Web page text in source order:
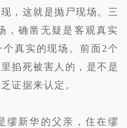
，这就是抛尸现场。三
，确凿无疑是客观真实
真实的现场。前面2个
掐死被害人的，是不是
证据来认定。
缪新华的父亲，住在缪